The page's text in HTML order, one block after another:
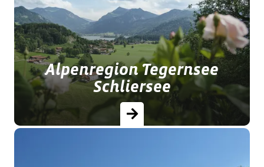
Alpenregion Tegernsee
Schliersee